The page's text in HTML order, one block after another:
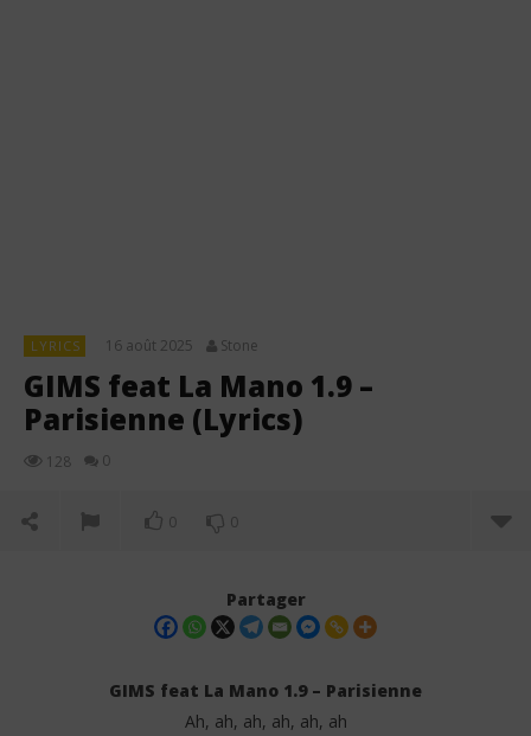
LYRICS 16 août 2025 Stone
GIMS feat La Mano 1.9 –
Parisienne (Lyrics)
128 0
0 0
Partager
GIMS feat La Mano 1.9 – Parisienne
Ah, ah, ah, ah, ah, ah